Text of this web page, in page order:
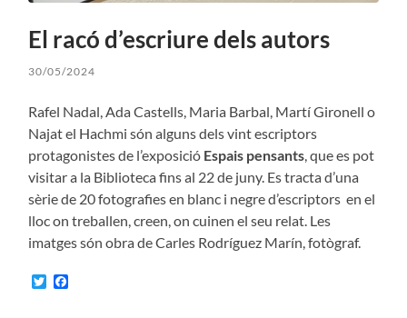
El racó d’escriure dels autors
30/05/2024
Rafel Nadal, Ada Castells, Maria Barbal, Martí Gironell o
Najat el Hachmi són alguns dels vint escriptors
protagonistes de l’exposició Espais pensants, que es pot
visitar a la Biblioteca fins al 22 de juny. Es tracta d’una
sèrie de 20 fotografies en blanc i negre d’escriptors en el
lloc on treballen, creen, on cuinen el seu relat. Les
imatges són obra de Carles Rodríguez Marín, fotògraf.
Twitter